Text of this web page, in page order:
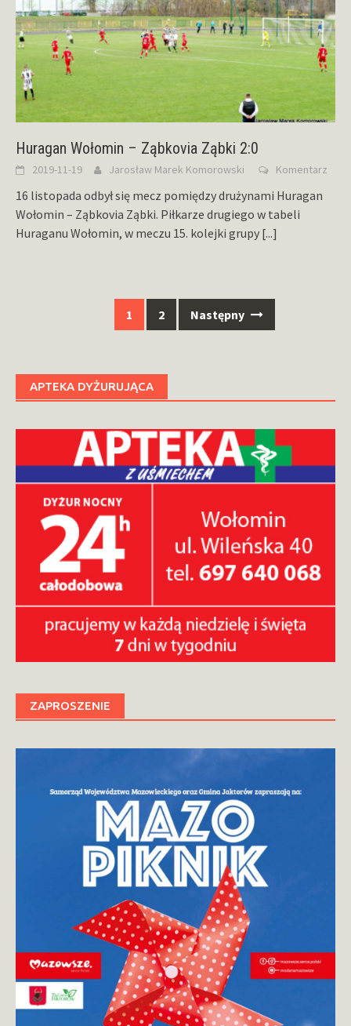
Huragan Wołomin – Ząbkovia Ząbki 2:0
2019-11-19 Jarosław Marek Komorowski Komentarz
16 listopada odbył się mecz pomiędzy drużynami Huragan
Wołomin – Ząbkovia Ząbki. Piłkarze drugiego w tabeli
Huraganu Wołomin, w meczu 15. kolejki grupy [...]
1 2 Następny
APTEKA DYŻURUJĄCA
ZAPROSZENIE